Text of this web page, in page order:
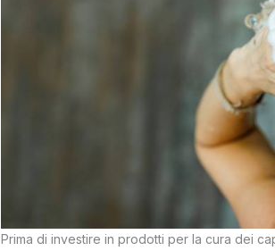
Prima di investire in prodotti per la cura dei